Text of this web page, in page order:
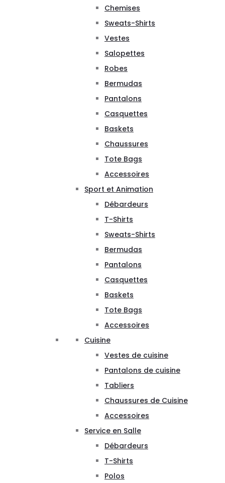
Chemises
Sweats-Shirts
Vestes
Salopettes
Robes
Bermudas
Pantalons
Casquettes
Baskets
Chaussures
Tote Bags
Accessoires
Sport et Animation
Débardeurs
T-Shirts
Sweats-Shirts
Bermudas
Pantalons
Casquettes
Baskets
Tote Bags
Accessoires
Cuisine
Vestes de cuisine
Pantalons de cuisine
Tabliers
Chaussures de Cuisine
Accessoires
Service en Salle
Débardeurs
T-Shirts
Polos